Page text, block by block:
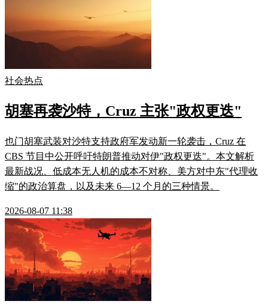
社会热点
胡塞再袭沙特，Cruz 主张"政权更迭"
也门胡塞武装对沙特支持政府军发动新一轮袭击，Cruz 在
CBS 节目中公开呼吁特朗普推动对伊"政权更迭"。本文解析
最新战况、低成本无人机的成本不对称、美方对中东"代理收
缩"的政治算盘，以及未来 6—12 个月的三种情景。
2026-08-07 11:38